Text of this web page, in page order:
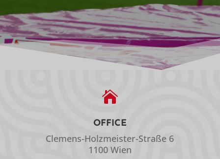

OFFICE
Clemens-Holzmeister-Straße 6
1100 Wien